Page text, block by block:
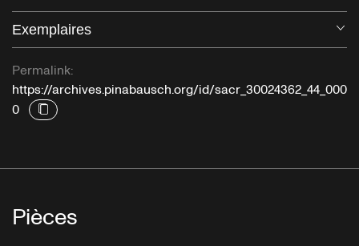
Exemplaires
Permalink:
https://archives.pinabausch.org/id/sacr_30024362_44_000
0
Pièces